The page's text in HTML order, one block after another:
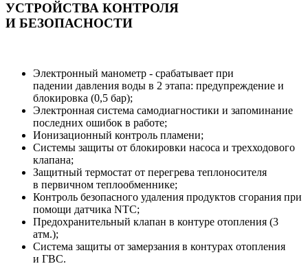
УСТРОЙСТВА КОНТРОЛЯ
И БЕЗОПАСНОСТИ
Электронный манометр - срабатывает при
падении давления воды в 2 этапа: предупреждение и
блокировка (0,5 бар);
Электронная система самодиагностики и запоминание
последних ошибок в работе;
Ионизационный контроль пламени;
Системы защиты от блокировки насоса и трехходового
клапана;
Защитный термостат от перегрева теплоносителя
в первичном теплообменнике;
Контроль безопасного удаления продуктов сгорания при
помощи датчика NTC;
Предохранительный клапан в контуре отопления (3
атм.);
Система защиты от замерзания в контурах отопления
и ГВС.